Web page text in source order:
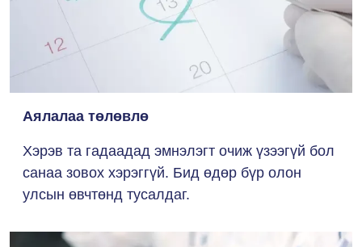
Аялалаа төлөвлө
Хэрэв та гадаадад эмнэлэгт очиж үзээгүй бол
санаа зовох хэрэггүй. Бид өдөр бүр олон
улсын өвчтөнд тусалдаг.